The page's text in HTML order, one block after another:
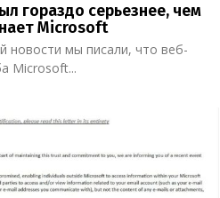
гораздо серьезнее, чем
Microsoft
новости мы писали, что веб-
Microsoft...